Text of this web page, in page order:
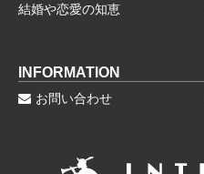
結婚や恋愛の知恵
INFORMATION
お問い合わせ